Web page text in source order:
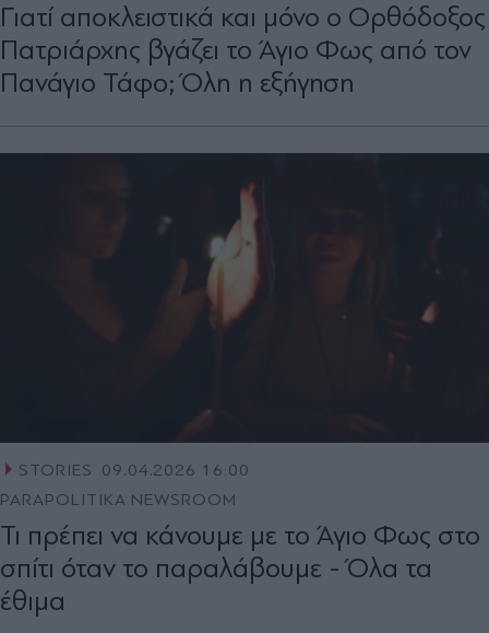
Γιατί αποκλειστικά και μόνο ο Ορθόδοξος
Πατριάρχης βγάζει το Άγιο Φως από τον
Πανάγιο Τάφο; Όλη η εξήγηση
STORIES
09.04.2026 16:00
PARAPOLITIKA NEWSROOM
Τι πρέπει να κάνουμε με το Άγιο Φως στο
σπίτι όταν το παραλάβουμε - Όλα τα
έθιμα